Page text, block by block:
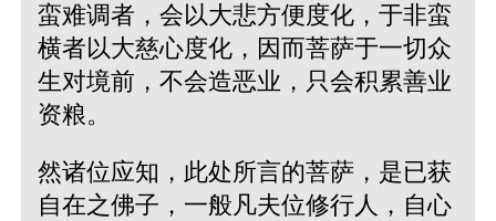
蛮难调者，会以大悲方便度化，于非蛮
横者以大慈心度化，因而菩萨于一切众
生对境前，不会造恶业，只会积累善业
资粮。
然诸位应知，此处所言的菩萨，是已获
自在之佛子，一般凡夫位修行人，自心